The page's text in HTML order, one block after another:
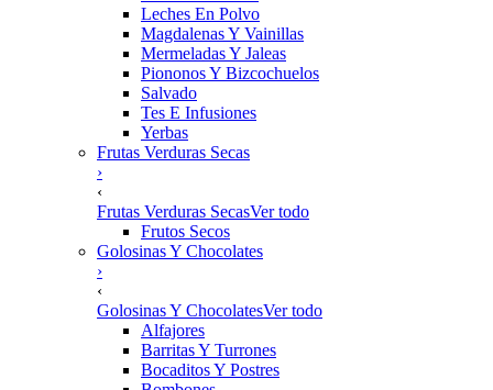
Leches En Polvo
Magdalenas Y Vainillas
Mermeladas Y Jaleas
Piononos Y Bizcochuelos
Salvado
Tes E Infusiones
Yerbas
Frutas Verduras Secas
›
‹
Frutas Verduras SecasVer todo
Frutos Secos
Golosinas Y Chocolates
›
‹
Golosinas Y ChocolatesVer todo
Alfajores
Barritas Y Turrones
Bocaditos Y Postres